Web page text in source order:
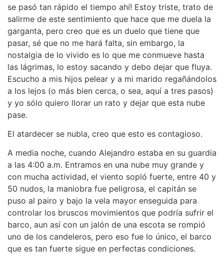
se pasó tan rápido el tiempo ahí! Estoy triste, trato de
salirme de este sentimiento que hace que me duela la
garganta, pero creo que es un duelo que tiene que
pasar, sé que no me hará falta, sin embargo, la
nostalgia de lo vivido es lo que me conmueve hasta
las lágrimas, lo estoy sacando y debo dejar que fluya.
Escucho a mis hijos pelear y a mi marido regañándolos
a los lejos (o más bien cerca, o sea, aquí a tres pasos)
y yo sólo quiero llorar un rato y dejar que esta nube
pase.
El atardecer se nubla, creo que esto es contagioso.
A media noche, cuando Alejandro estaba en su guardia
a las 4:00 a.m. Entramos en una nube muy grande y
con mucha actividad, el viento sopló fuerte, entre 40 y
50 nudos, la maniobra fue peligrosa, el capitán se
puso al pairo y bajo la vela mayor enseguida para
controlar los bruscos movimientos que podría sufrir el
barco, aun así con un jalón de una escota se rompió
uno de los candeleros, pero eso fue lo único, el barco
que es tan fuerte sigue en perfectas condiciones.